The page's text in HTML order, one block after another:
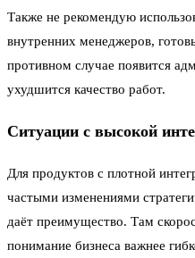
Также не рекомендую
внутренних менеджеров,
противном случае появится
ухудшится качество работ.
Ситуации с высокой
Для продуктов с плотной
частыми изменениями
даёт преимущество. Там
понимание бизнеса важнее